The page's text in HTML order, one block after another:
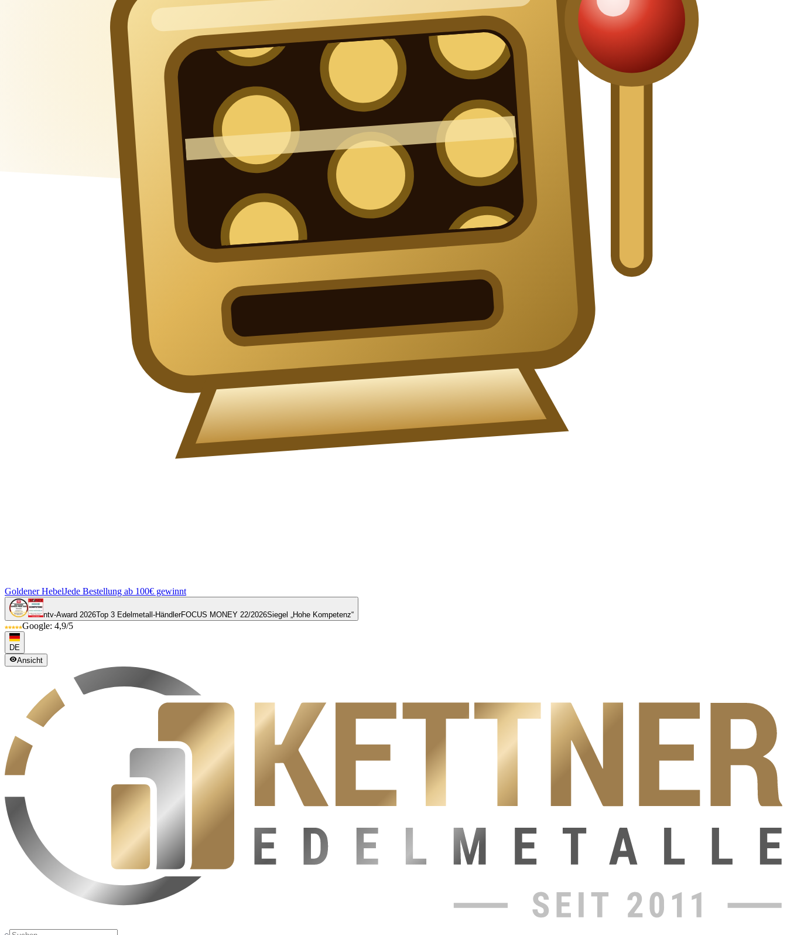
Goldener HebelJede Bestellung ab 100€ gewinnt
ntv-Award 2026Top 3 Edelmetall-HändlerFOCUS MONEY 22/2026Siegel „Hohe Kompetenz“
Google: 4,9/5
DE
Ansicht